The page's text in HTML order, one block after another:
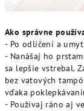
Ako správne
- Po odlíčení a
- Nanášaj ho
sa lepšie vstrebal.
bez vatových
vďaka
- Používaj ráno aj